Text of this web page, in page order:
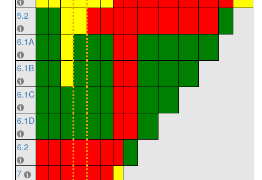
5.2
6.1A
6.1B
6.1C
6.1D
6.2
7